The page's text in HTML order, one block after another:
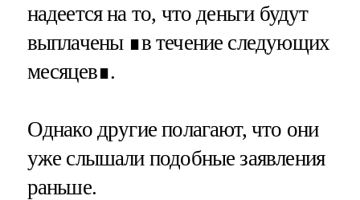
надеется на то, что деньги будут
выплачены ∎в течение следующих
месяцев∎.
Однако другие полагают, что они
уже слышали подобные заявления
раньше.